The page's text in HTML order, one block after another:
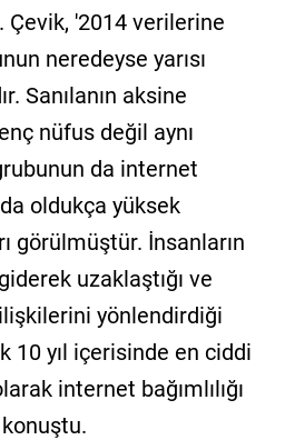
Çevik, '2014 verilerine
neredeyse yarısı
Sanılanın aksine
nüfus değil aynı
da internet
oldukça yüksek
görülmüştür. İnsanların
uzaklaştığı ve
yönlendirdiği
10 yıl içerisinde en ciddi
internet bağımlılığı